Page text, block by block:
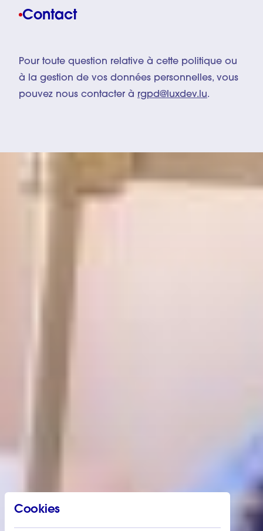
Cookies
Contact
Pour toute question relative à cette politique ou
à la gestion de vos données personnelles, vous
pouvez nous contacter à rgpd@luxdev.lu.